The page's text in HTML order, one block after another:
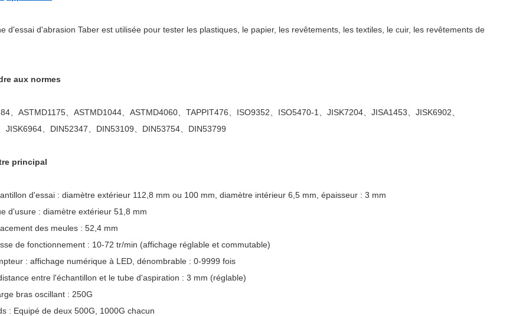
d'essai d'abrasion Taber est utilisée pour tester les plastiques, le papier, les revêtements, les textiles, le cuir, les revêtements de
aux normes
、ASTMD1175、ASTMD1044、ASTMD4060、TAPPIT476、ISO9352、ISO5470-1、JISK7204、JISA1453、JISK6902、
JISK6964、DIN52347、DIN53109、DIN53754、DIN53799
principal
d'essai : diamètre extérieur 112,8 mm ou 100 mm, diamètre intérieur 6,5 mm, épaisseur : 3 mm
d'usure : diamètre extérieur 51,8 mm
des meules : 52,4 mm
de fonctionnement : 10-72 tr/min (affichage réglable et commutable)
: affichage numérique à LED, dénombrable : 0-9999 fois
entre l'échantillon et le tube d'aspiration : 3 mm (réglable)
bras oscillant : 250G
: Equipé de deux 500G, 1000G chacun